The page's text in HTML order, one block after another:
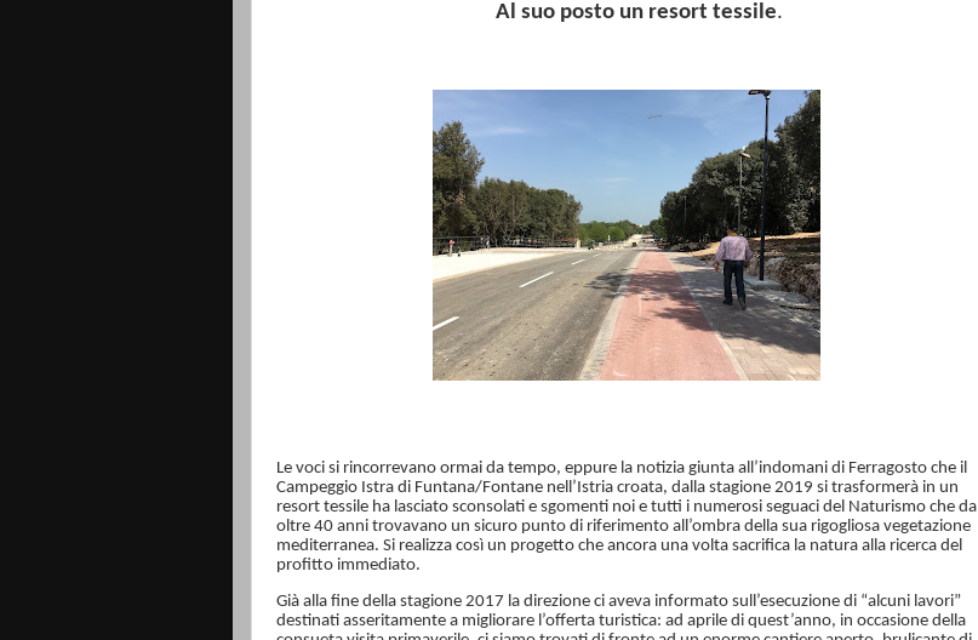
Al suo posto un resort tessile.
Le voci si rincorrevano ormai da tempo, eppure la notizia giunta all’indomani di Ferragosto che il
Campeggio Istra di Funtana/Fontane nell’Istria croata, dalla stagione 2019 si trasformerà in un
resort tessile ha lasciato sconsolati e sgomenti noi e tutti i numerosi seguaci del Naturismo che da
oltre 40 anni trovavano un sicuro punto di riferimento all’ombra della sua rigogliosa vegetazione
mediterranea. Si realizza così un progetto che ancora una volta sacrifica la natura alla ricerca del
profitto immediato.
Già alla fine della stagione 2017 la direzione ci aveva informato sull’esecuzione di “alcuni lavori”
destinati asseritamente a migliorare l’offerta turistica: ad aprile di quest’anno, in occasione della